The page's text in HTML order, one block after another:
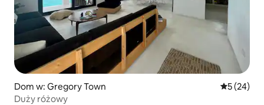
Dom w: Gregory Town Średnia
5 (24)
Duży różowy